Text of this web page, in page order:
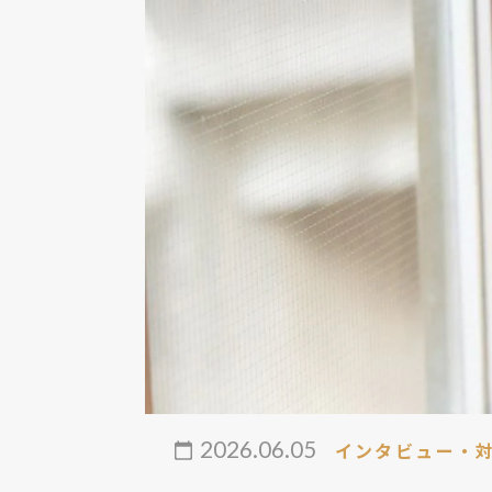
2026.06.05 インタビュー・